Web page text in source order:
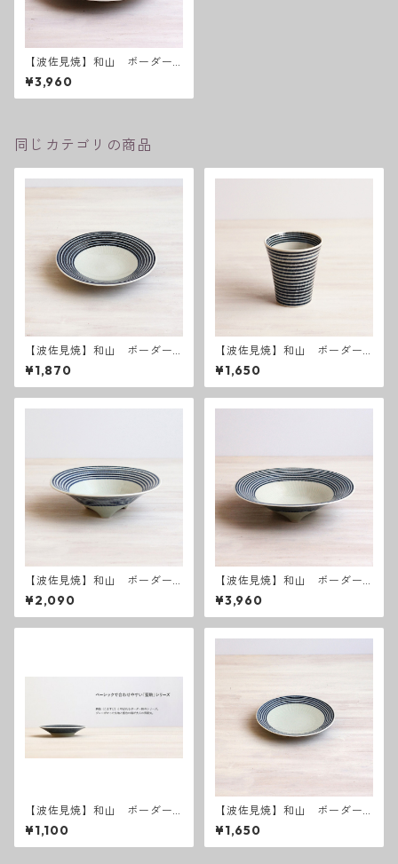
【波佐見焼】和山 ボーダー
柄「藍駒」8寸皿
¥3,960
同じカテゴリの商品
【波佐見焼】和山 ボーダー
柄 「藍駒」6寸皿
¥1,870
【波佐見焼】和山 ボーダー
柄「藍駒」カップ
¥1,650
【波佐見焼】和山 ボーダー
柄 「藍駒」 三つ足小
¥2,090
【波佐見焼】和山 ボーダー
柄 「藍駒」 三つ足大
¥3,960
【波佐見焼】和山 ボーダー
柄 「藍駒」小皿
¥1,100
【波佐見焼】和山 ボーダー
柄 「藍駒」5寸皿
¥1,650